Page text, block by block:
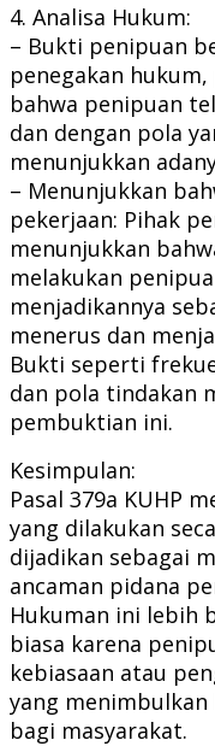
4. Analisa Hukum:
– Bukti penipuan
penegakan
bahwa penipuan
dan dengan pola
menunjukkan
– Menunjukkan
pekerjaan: Pihak
menunjukkan
melakukan
menjadikannya
menerus dan
Bukti seperti
dan pola tindakan
pembuktian ini.
Kesimpulan:
Pasal 379a KUHP
yang dilakukan
dijadikan sebagai
ancaman pidana
Hukuman ini lebih
biasa karena
kebiasaan atau
yang
bagi masyarakat.